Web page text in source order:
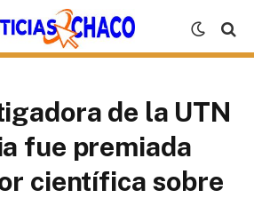
de la UTN
fue premiada
científica sobre